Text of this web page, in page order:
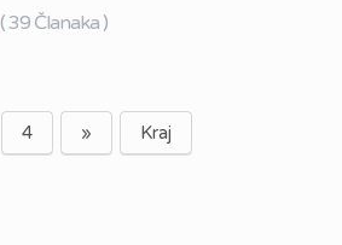
( 39 Članaka )
4 » Kraj